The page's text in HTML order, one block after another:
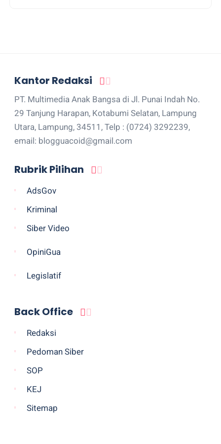
Kantor Redaksi
PT. Multimedia Anak Bangsa di Jl. Punai Indah No.
29 Tanjung Harapan, Kotabumi Selatan, Lampung
Utara, Lampung, 34511, Telp : (0724) 3292239,
email: blogguacoid@gmail.com
Rubrik Pilihan
AdsGov
Kriminal
Siber Video
OpiniGua
Legislatif
Back Office
Redaksi
Pedoman Siber
SOP
KEJ
Sitemap